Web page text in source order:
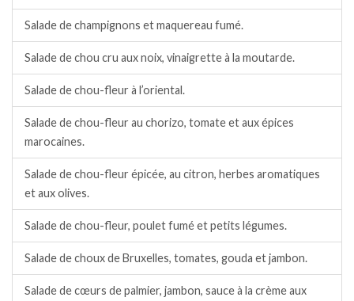
Salade de champignons et maquereau fumé.
Salade de chou cru aux noix, vinaigrette à la moutarde.
Salade de chou-fleur à l’oriental.
Salade de chou-fleur au chorizo, tomate et aux épices
marocaines.
Salade de chou-fleur épicée, au citron, herbes aromatiques
et aux olives.
Salade de chou-fleur, poulet fumé et petits légumes.
Salade de choux de Bruxelles, tomates, gouda et jambon.
Salade de cœurs de palmier, jambon, sauce à la crème aux